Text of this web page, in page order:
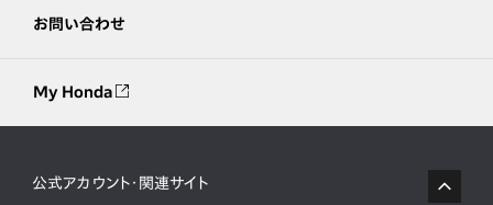
お問い合わせ
My Honda
公式アカウント・関連サイト